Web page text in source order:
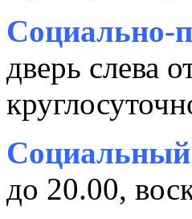
Социально-
дверь слева
до 20.00,